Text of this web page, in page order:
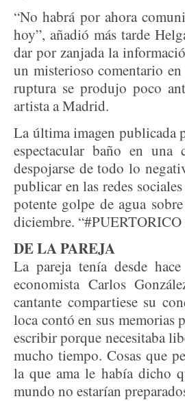
“No habrá por ahora
hoy”, añadió más tarde
dar por zanjada la
un misterioso comentario
ruptura se produjo poco
artista a Madrid.
La última imagen publicada
espectacular baño en
despojarse de todo lo
publicar en las redes
potente golpe de agua
diciembre.
DE LA PAREJA
La pareja tenía desde
economista Carlos
cantante compartiese su
loca contó en sus memorias
escribir porque necesitaba
mucho tiempo. Cosas que
la que ama le había dicho
mundo no estarían